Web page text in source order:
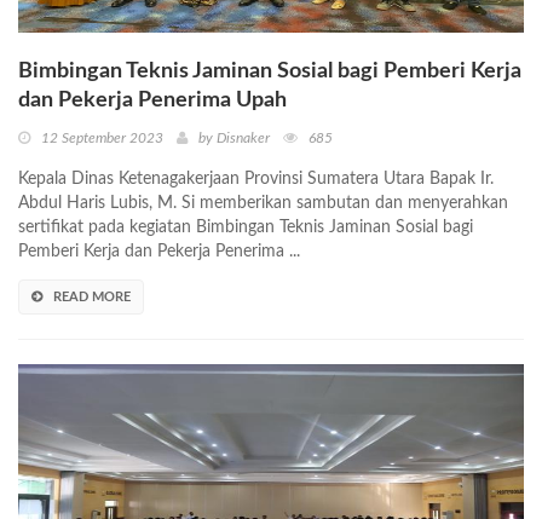
Bimbingan Teknis Jaminan Sosial bagi Pemberi Kerja
dan Pekerja Penerima Upah
12 September 2023 by Disnaker 685
Kepala Dinas Ketenagakerjaan Provinsi Sumatera Utara Bapak Ir.
Abdul Haris Lubis, M. Si memberikan sambutan dan menyerahkan
sertifikat pada kegiatan Bimbingan Teknis Jaminan Sosial bagi
Pemberi Kerja dan Pekerja Penerima ...
READ MORE